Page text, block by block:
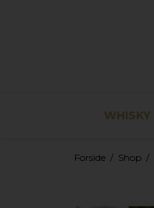
WHISKY
Forside / Shop /